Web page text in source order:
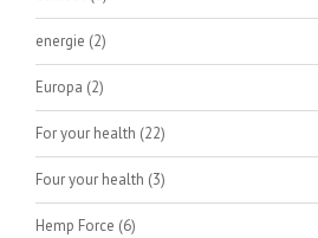
energie (2)
Europa (2)
For your health (22)
Four your health (3)
Hemp Force (6)